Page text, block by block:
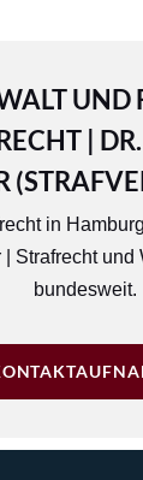
UND
|
in Hamburg
| Strafrecht
bundesweit.